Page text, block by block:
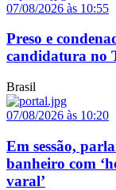
07/08/2026 às 10:55
Preso e
candidatura no
Brasil
07/08/2026 às 10:20
Em sessão,
banheiro com
varal’